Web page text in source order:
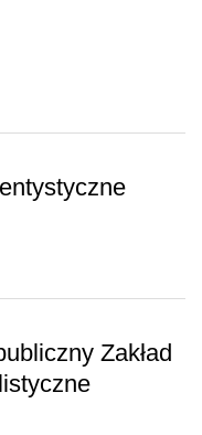
Zakład